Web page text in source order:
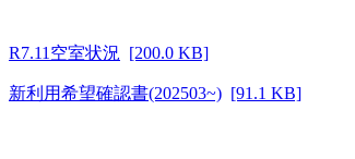
R7.11空室状況 [200.0 KB]
新利用希望確認書(202503~) [91.1 KB]